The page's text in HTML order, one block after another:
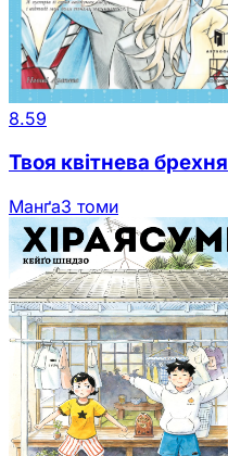
8.59
Твоя квітнева брехня
Манґа3 томи